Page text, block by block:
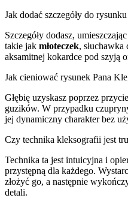
Jak dodać szczegóły do
Szczegóły dodasz,
takie jak młoteczek, słuchawka
aksamitnej kokardce pod szyją
Jak cieniować rysunek Pana
Głębię uzyskasz poprzez
guzików. W przypadku
jej dynamiczny charakter bez
Czy technika kleksografii jest
Technika ta jest intuicyjna i
przystępną dla każdego.
złożyć go, a następnie
detali.